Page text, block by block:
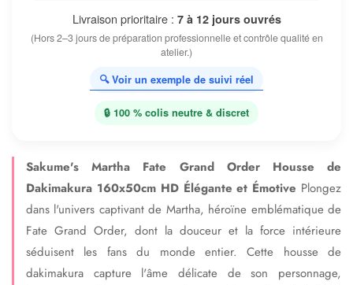
Livraison prioritaire : 7 à 12 jours ouvrés
(Hors 2–3 jours de préparation professionnelle et contrôle qualité en
atelier.)
🔍 Voir un exemple de suivi réel
🔒 100 % colis neutre & discret
Sakume's Martha Fate Grand Order Housse de
Dakimakura 160x50cm HD Élégante et Émotive Plongez
dans l'univers captivant de Martha, héroïne emblématique de
Fate Grand Order, dont la douceur et la force intérieure
séduisent les fans du monde entier. Cette housse de
dakimakura capture l'âme délicate de son personnage,